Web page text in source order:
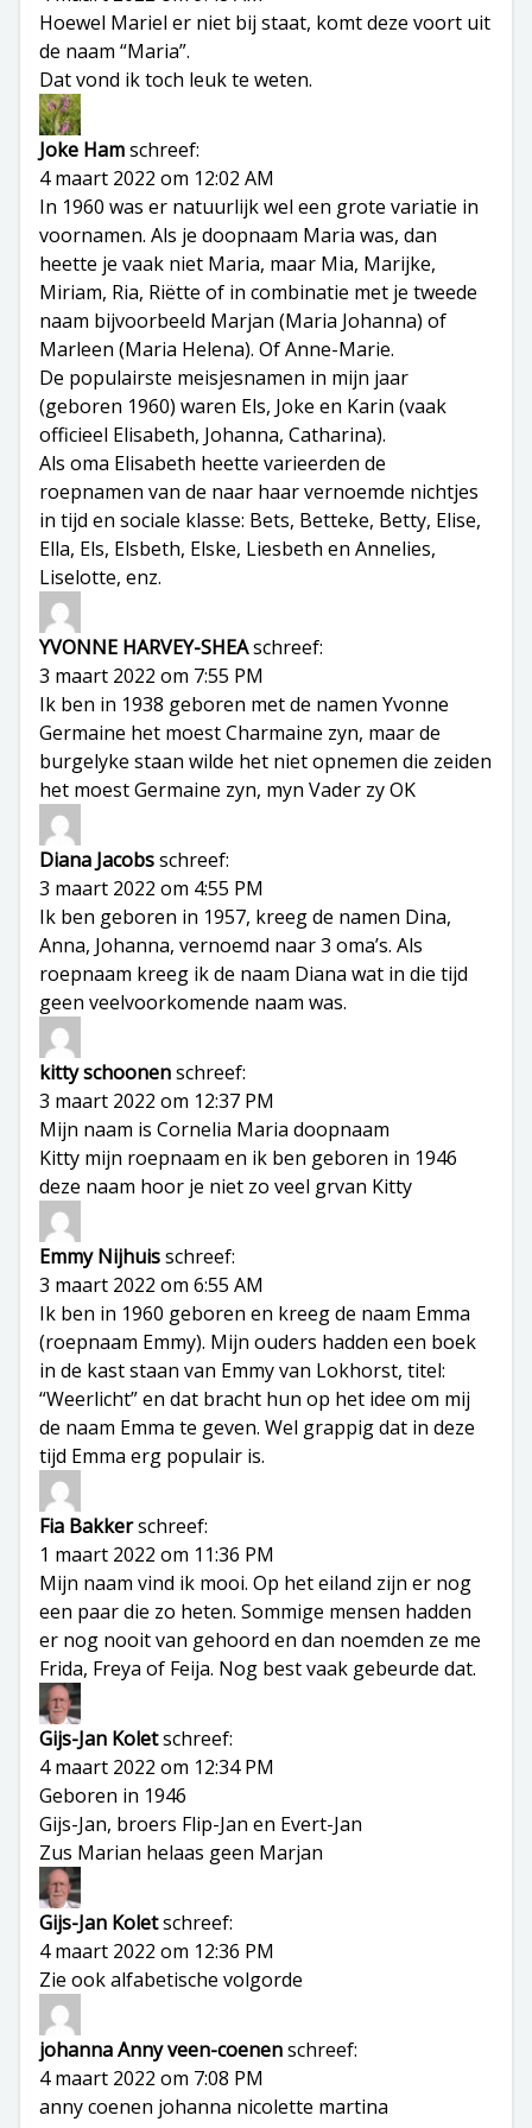
Hoewel Mariel er niet bij staat, komt deze voort uit
de naam “Maria”.
Dat vond ik toch leuk te weten.
Joke Hamschreef:
4 maart 2022 om 12:02 AM
In 1960 was er natuurlijk wel een grote variatie in
voornamen. Als je doopnaam Maria was, dan
heette je vaak niet Maria, maar Mia, Marijke,
Miriam, Ria, Riëtte of in combinatie met je tweede
naam bijvoorbeeld Marjan (Maria Johanna) of
Marleen (Maria Helena). Of Anne-Marie.
De populairste meisjesnamen in mijn jaar
(geboren 1960) waren Els, Joke en Karin (vaak
officieel Elisabeth, Johanna, Catharina).
Als oma Elisabeth heette varieerden de
roepnamen van de naar haar vernoemde nichtjes
in tijd en sociale klasse: Bets, Betteke, Betty, Elise,
Ella, Els, Elsbeth, Elske, Liesbeth en Annelies,
Liselotte, enz.
YVONNE HARVEY-SHEAschreef:
3 maart 2022 om 7:55 PM
Ik ben in 1938 geboren met de namen Yvonne
Germaine het moest Charmaine zyn, maar de
burgelyke staan wilde het niet opnemen die zeiden
het moest Germaine zyn, myn Vader zy OK
Diana Jacobsschreef:
3 maart 2022 om 4:55 PM
Ik ben geboren in 1957, kreeg de namen Dina,
Anna, Johanna, vernoemd naar 3 oma’s. Als
roepnaam kreeg ik de naam Diana wat in die tijd
geen veelvoorkomende naam was.
kitty schoonenschreef:
3 maart 2022 om 12:37 PM
Mijn naam is Cornelia Maria doopnaam
Kitty mijn roepnaam en ik ben geboren in 1946
deze naam hoor je niet zo veel grvan Kitty
Emmy Nijhuisschreef:
3 maart 2022 om 6:55 AM
Ik ben in 1960 geboren en kreeg de naam Emma
(roepnaam Emmy). Mijn ouders hadden een boek
in de kast staan van Emmy van Lokhorst, titel:
“Weerlicht” en dat bracht hun op het idee om mij
de naam Emma te geven. Wel grappig dat in deze
tijd Emma erg populair is.
Fia Bakkerschreef:
1 maart 2022 om 11:36 PM
Mijn naam vind ik mooi. Op het eiland zijn er nog
een paar die zo heten. Sommige mensen hadden
er nog nooit van gehoord en dan noemden ze me
Frida, Freya of Feija. Nog best vaak gebeurde dat.
Gijs-Jan Koletschreef:
4 maart 2022 om 12:34 PM
Geboren in 1946
Gijs-Jan, broers Flip-Jan en Evert-Jan
Zus Marian helaas geen Marjan
Gijs-Jan Koletschreef:
4 maart 2022 om 12:36 PM
Zie ook alfabetische volgorde
johanna Anny veen-coenenschreef:
4 maart 2022 om 7:08 PM
anny coenen johanna nicolette martina